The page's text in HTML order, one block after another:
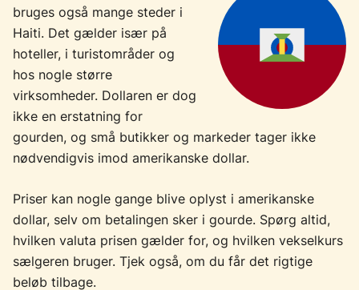
bruges også mange steder i
Haiti. Det gælder især på
hoteller, i turistområder og
hos nogle større
virksomheder. Dollaren er dog
ikke en erstatning for
gourden, og små butikker og markeder tager ikke
nødvendigvis imod amerikanske dollar.
Priser kan nogle gange blive oplyst i amerikanske
dollar, selv om betalingen sker i gourde. Spørg altid,
hvilken valuta prisen gælder for, og hvilken vekselkurs
sælgeren bruger. Tjek også, om du får det rigtige
beløb tilbage.